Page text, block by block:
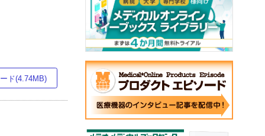
ド(4.74MB)